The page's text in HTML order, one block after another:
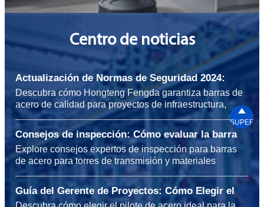
Centro de noticias
Actualización de Normas de Seguridad 2024:
Barras de Acero para Proyectos de
Infraestructura
Descubra cómo Hongteng Fengda garantiza barras de
acero de calidad para proyectos de infraestructura,
incluyendo canales de acero para sistemas de
estantería y acero al carbono para maquinaria pesada,
cumpliendo con los estándares de seguridad 2024 en
durabilidad, sostenibilidad y confiabilidad global.
Consejos de inspección: Cómo evaluar la barra
de acero para torres de transmisión antes de la
instalación
Explore consejos expertos de inspección para barras
de acero para torres de transmisión y materiales
relacionados como canales de acero para sistemas de
estanterías, acero al carbono para plantas químicas y
barras de refuerzo de acero para construcción de
Guía del Gerente de Proyectos: Cómo Elegir el
Pilote de Acero Adecuado para Proyectos de
